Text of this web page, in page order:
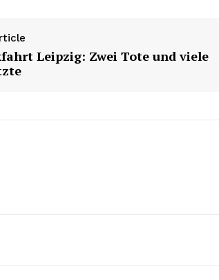
Leipzig: Zwei Tote und viele